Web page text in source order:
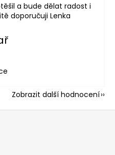
a bude dělat radost i
doporučuji Lenka
je 5 z 5 hvězdiček.
Zobrazit další hodnocení